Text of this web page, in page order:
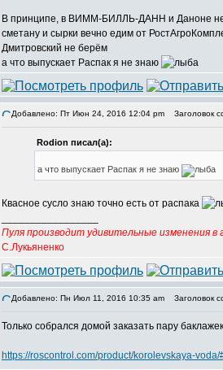
В принципе, в ВИММ-БИЛЛЬ-ДАНН и Даноне
сметану и сырки вечно едим от
Дмитровский не берём
а что выпускает Распак я не знаю
Добавлено: Пт Июн 24, 2016 12:04 pm Заголовок
Rodion писал(а):
а что выпускает Распак я не знаю
Квасное сусло знаю точно есть от распака
Пуля производит удивительные изменения в
С.Лукьяненко
Добавлено: Пн Июл 11, 2016 10:35 am Заголовок
Только собрался домой заказать пару
https://roscontrol.com/product/korolevskaya-